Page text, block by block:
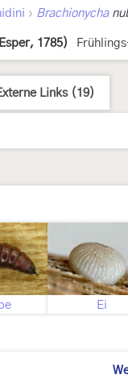
› Brachionycha
1785)
Links (19)
Ei